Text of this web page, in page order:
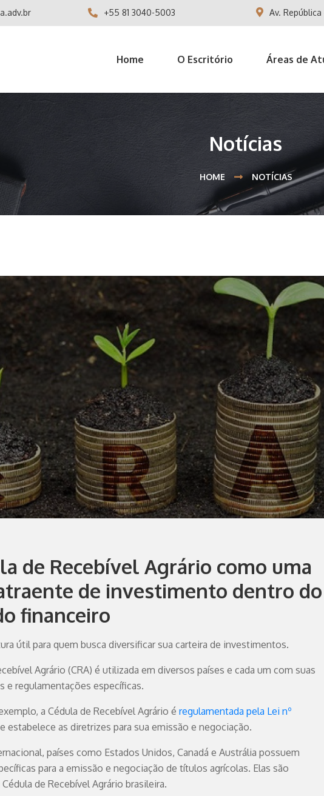
+55 81 3040-5003 Av.
Home O Escritório Áreas de
Notícias
HOME NOTÍCIAS
de Recebível Agrário como uma
de investimento dentro do
financeiro
útil para quem busca diversificar sua carteira de investimentos.
Agrário (CRA) é utilizada em diversos países e cada um com suas
e regulamentações específicas.
a Cédula de Recebível Agrário é regulamentada pela Lei nº
estabelece as diretrizes para sua emissão e negociação.
países como Estados Unidos, Canadá e Austrália possuem
para a emissão e negociação de títulos agrícolas. Elas são
de Recebível Agrário brasileira.